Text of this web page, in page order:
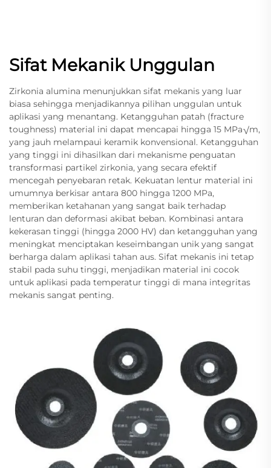
Sifat Mekanik Unggulan
Zirkonia alumina menunjukkan sifat mekanis yang luar
biasa sehingga menjadikannya pilihan unggulan untuk
aplikasi yang menantang. Ketangguhan patah (fracture
toughness) material ini dapat mencapai hingga 15 MPa√m,
yang jauh melampaui keramik konvensional. Ketangguhan
yang tinggi ini dihasilkan dari mekanisme penguatan
transformasi partikel zirkonia, yang secara efektif
mencegah penyebaran retak. Kekuatan lentur material ini
umumnya berkisar antara 800 hingga 1200 MPa,
memberikan ketahanan yang sangat baik terhadap
lenturan dan deformasi akibat beban. Kombinasi antara
kekerasan tinggi (hingga 2000 HV) dan ketangguhan yang
meningkat menciptakan keseimbangan unik yang sangat
berharga dalam aplikasi tahan aus. Sifat mekanis ini tetap
stabil pada suhu tinggi, menjadikan material ini cocok
untuk aplikasi pada temperatur tinggi di mana integritas
mekanis sangat penting.